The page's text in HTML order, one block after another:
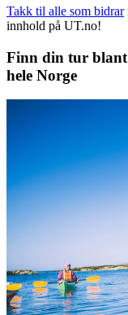
Takk til alle som bidrar
innhold på UT.no!
Finn din tur blant
hele Norge